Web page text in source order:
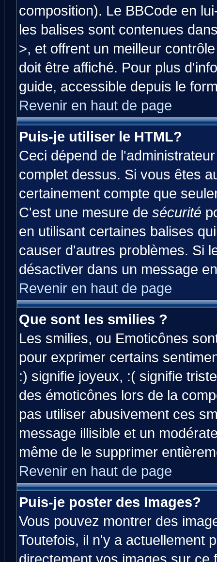
composition). Le BBCode en
les balises sont contenues
>, et offrent un meilleur
doit être affiché. Pour plus
guide, accessible depuis le
Revenir en haut de page
Puis-je utiliser le HTML?
Ceci dépend de
complet dessus. Si vous êtes
certainement compte que
C'est une mesure de sécurité
en utilisant certaines balises
causer d'autres problèmes. Si
désactiver dans un message
Revenir en haut de page
Que sont les smilies ?
Les smilies, ou Emoticônes
pour exprimer certains
:) signifie joyeux, :( signifie
des émoticônes lors de la
pas utiliser abusivement ces
message illisible et un
même de le supprimer
Revenir en haut de page
Puis-je poster des Images?
Vous pouvez montrer des
Toutefois, il n'y a actuellement